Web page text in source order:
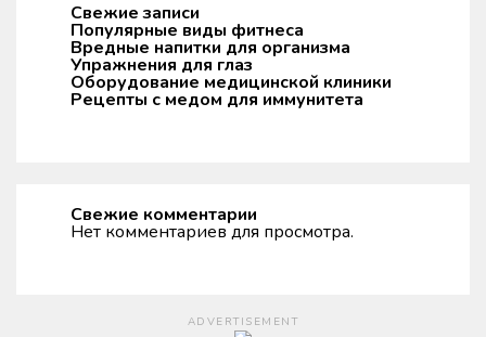
Свежие записи
Популярные виды фитнеса
Вредные напитки для организма
Упражнения для глаз
Оборудование медицинской клиники
Рецепты с медом для иммунитета
Свежие комментарии
Нет комментариев для просмотра.
ADVERTISEMENT